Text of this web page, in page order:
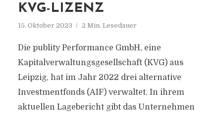
KVG-LIZENZ
15. Oktober 2023 2 Min. Lesedauer
Die publity Performance GmbH, eine
Kapitalverwaltungsgesellschaft (KVG) aus
Leipzig, hat im Jahr 2022 drei alternative
Investmentfonds (AIF) verwaltet. In ihrem
aktuellen Lagebericht gibt das Unternehmen